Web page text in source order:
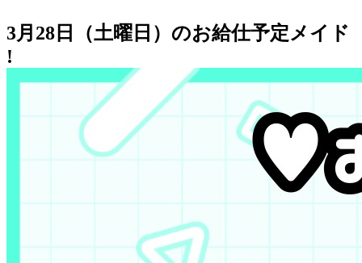
3月28日（土曜日）のお給仕予定メイド
!